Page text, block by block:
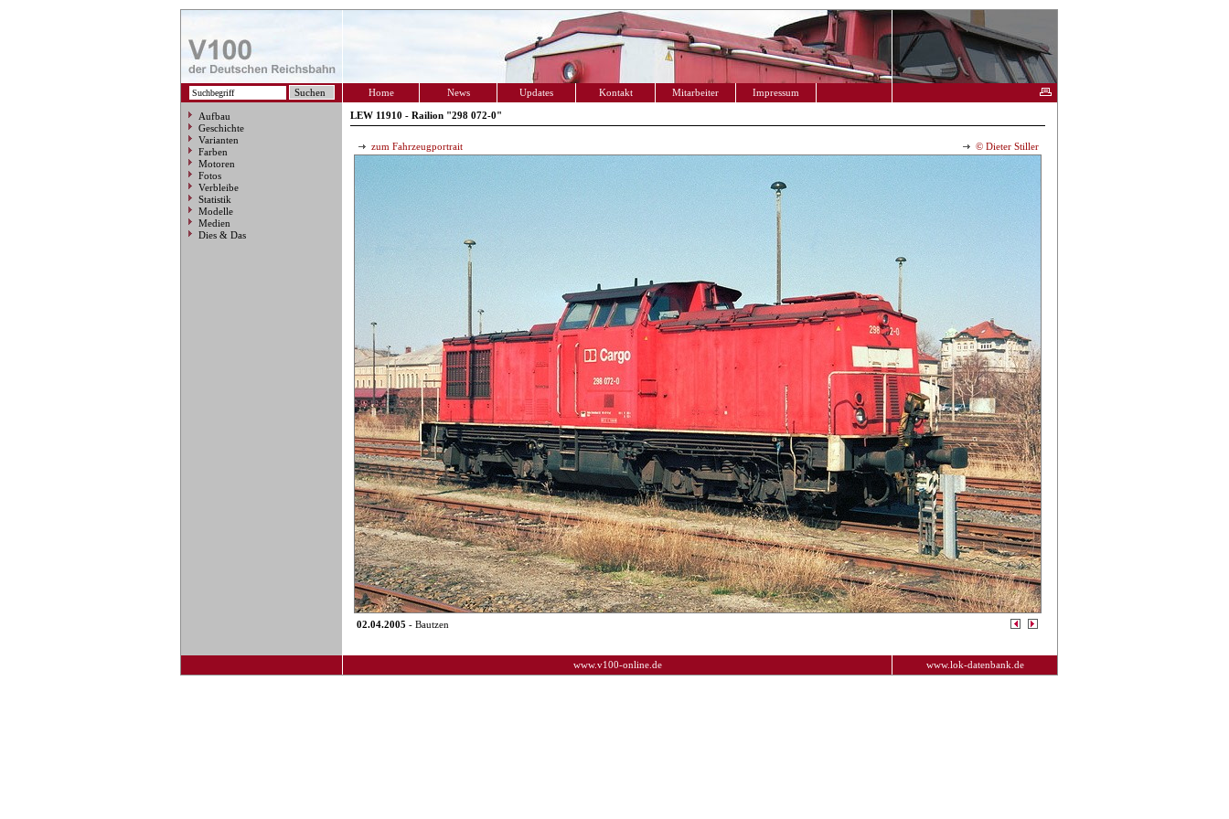
Home News Updates Kontakt Mitarbeiter Impressum
Aufbau
Geschichte
Varianten
Farben
Motoren
Fotos
Verbleibe
Statistik
Modelle
Medien
Dies & Das
LEW 11910 - Railion "298 072-0"
zum Fahrzeugportrait © Dieter Stiller
02.04.2005 - Bautzen
www.v100-online.de www.lok-datenbank.de